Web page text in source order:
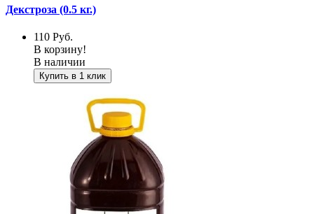
Декстроза (0.5 кг.)
110 Руб.
В корзину!
В наличии
Купить в 1 клик